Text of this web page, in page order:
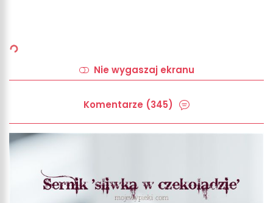
Nie wygaszaj ekranu
Komentarze (345)